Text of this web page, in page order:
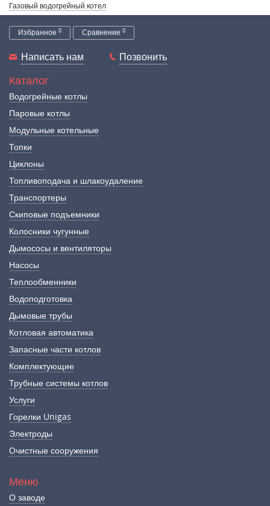
Газовый водогрейный котел
Избранное 0 Сравнение 0
Написать нам Позвонить
Каталог
Водогрейные котлы
Паровые котлы
Модульные котельные
Топки
Циклоны
Топливоподача и шлакоудаление
Транспортеры
Скиповые подъемники
Колосники чугунные
Дымососы и вентиляторы
Насосы
Теплообменники
Водоподготовка
Дымовые трубы
Котловая автоматика
Запасные части котлов
Комплектующие
Трубные системы котлов
Услуги
Горелки Unigas
Электроды
Очистные сооружения
Меню
О заводе